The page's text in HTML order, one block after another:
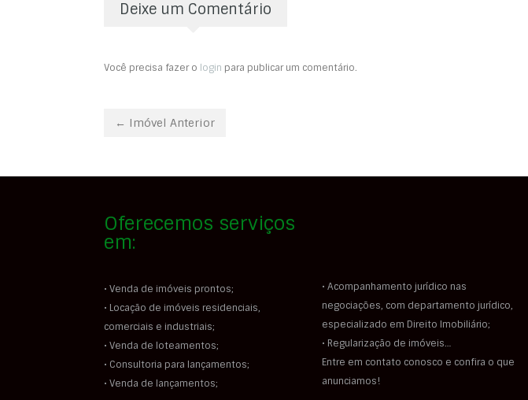
Deixe um Comentário
Você precisa fazer o login para publicar um comentário.
← Imóvel Anterior
Oferecemos serviços
em:
• Venda de imóveis prontos;
• Locação de imóveis residenciais,
comerciais e industriais;
• Venda de loteamentos;
• Consultoria para lançamentos;
• Venda de lançamentos;
• Acompanhamento jurídico nas
negociações, com departamento jurídico,
especializado em Direito Imobiliário;
• Regularização de imóveis…
Entre em contato conosco e confira o que
anunciamos!